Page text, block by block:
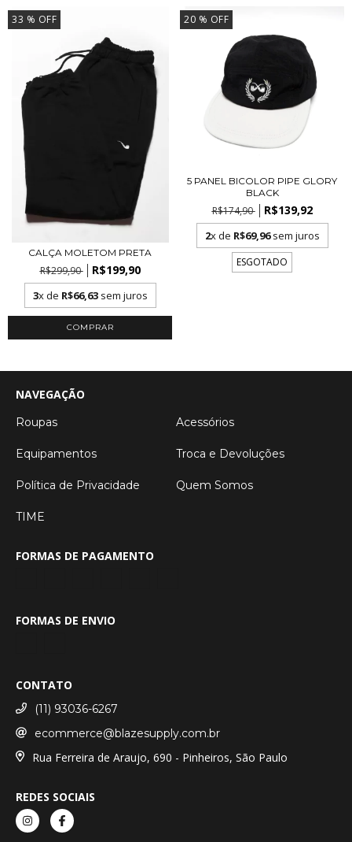
33 % OFF
CALÇA MOLETOM PRETA
R$299,90 R$199,90
3x de R$66,63sem juros
COMPRAR
20 % OFF
5 PANEL BICOLOR PIPE GLORY
BLACK
R$174,90 R$139,92
2x de R$69,96sem juros
ESGOTADO
NAVEGAÇÃO
Roupas Acessórios
Equipamentos Troca e Devoluções
Política de Privacidade Quem Somos
TIME
FORMAS DE PAGAMENTO
FORMAS DE ENVIO
CONTATO
(11) 93036-6267
ecommerce@blazesupply.com.br
Rua Ferreira de Araujo, 690 - Pinheiros, São Paulo
REDES SOCIAIS